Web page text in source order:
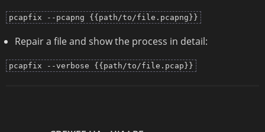
pcapfix --pcapng {{path/to/file.pcapng}}
Repair a file and show the process in detail:
pcapfix --verbose {{path/to/file.pcap}}